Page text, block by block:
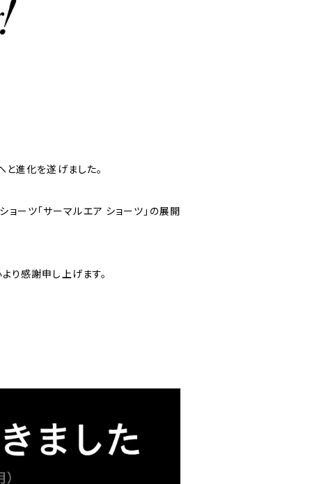
と進化を遂げました。
ョーツ「サーマルエア ショーツ」の展開
り感謝申し上げます。